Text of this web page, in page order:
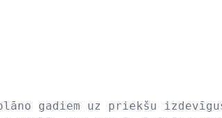
gadiem uz priekšu